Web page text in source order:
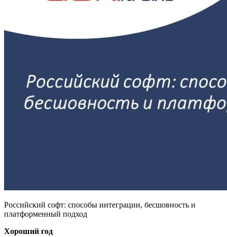
Российский софт: способы интеграции, бесшовность и
платформенный подход
Хороший год